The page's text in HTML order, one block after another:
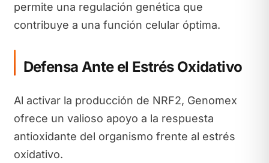
permite una regulación genética que
contribuye a una función celular óptima.
Defensa Ante el Estrés Oxidativo
Al activar la producción de NRF2, Genomex
ofrece un valioso apoyo a la respuesta
antioxidante del organismo frente al estrés
oxidativo.